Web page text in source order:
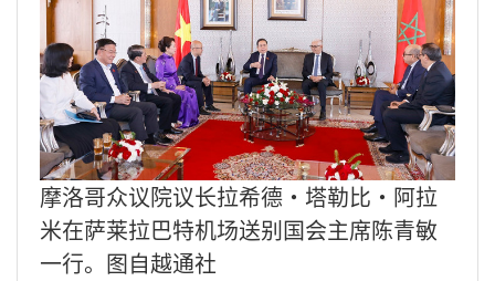
摩洛哥众议院议长拉希德·塔勒比·阿拉
米在萨莱拉巴特机场送别国会主席陈青敏
一行。图自越通社